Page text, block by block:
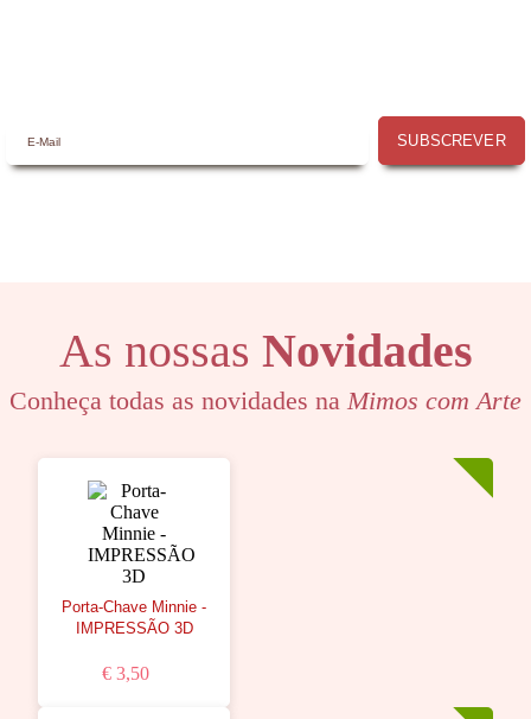
SUBSCREVER
As nossas Novidades
Conheça todas as novidades na Mimos com Arte
Porta-Chave Minnie -
IMPRESSÃO 3D
€ 3,50